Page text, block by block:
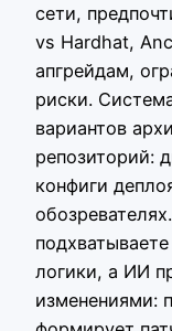
сети,
vs Hardhat,
апгрейдам,
риски.
вариантов
репозиторий:
конфиги
логики, а ИИ
изменениями: